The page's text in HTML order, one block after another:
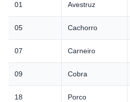
01 Avestruz
05 Cachorro
07 Carneiro
09 Cobra
18 Porco